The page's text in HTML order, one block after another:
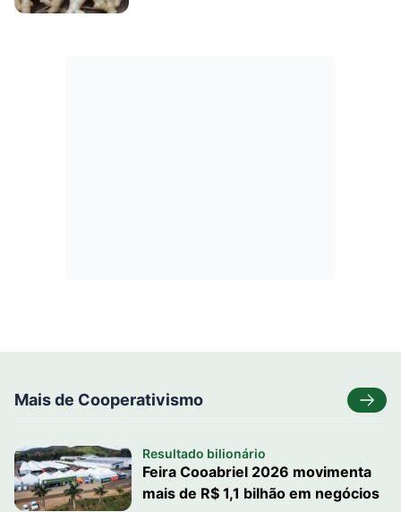
Mais de Cooperativismo
Resultado bilionário
Feira Cooabriel 2026 movimenta
mais de R$ 1,1 bilhão em negócios